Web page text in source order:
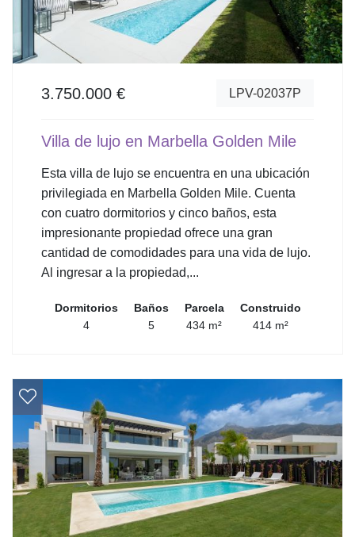
3.750.000 € LPV-02037P
Villa de lujo en Marbella Golden Mile
Esta villa de lujo se encuentra en una ubicación
privilegiada en Marbella Golden Mile. Cuenta
con cuatro dormitorios y cinco baños, esta
impresionante propiedad ofrece una gran
cantidad de comodidades para una vida de lujo.
Al ingresar a la propiedad,...
Dormitorios
4
Baños
5
Parcela
434 m²
Construido
414 m²